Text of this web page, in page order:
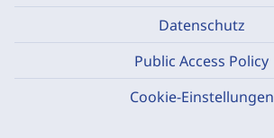
Datenschutz
Public Access Policy
Cookie-Einstellungen